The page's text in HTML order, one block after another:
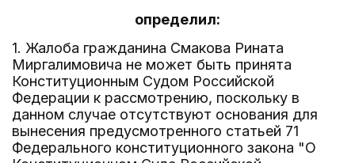
определил:
1. Жалоба гражданина Смакова Рината
Миргалимовича не может быть принята
Конституционным Судом Российской
Федерации к рассмотрению, поскольку в
данном случае отсутствуют основания для
вынесения предусмотренного статьей 71
Федерального конституционного закона "О